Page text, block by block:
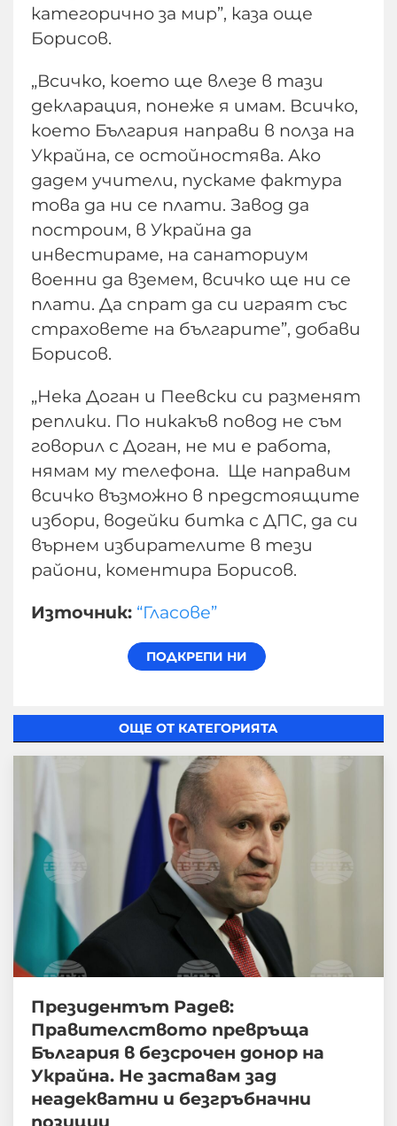
категорично за мир”, каза още
Борисов.
„Всичко, което ще влезе в тази
декларация, понеже я имам. Всичко,
което България направи в полза на
Украйна, се остойностява. Ако
дадем учители, пускаме фактура
това да ни се плати. Завод да
построим, в Украйна да
инвестираме, на санаториум
военни да вземем, всичко ще ни се
плати. Да спрат да си играят със
страховете на българите”, добави
Борисов.
„Нека Доган и Пеевски си разменят
реплики. По никакъв повод не съм
говорил с Доган, не ми е работа,
нямам му телефона. Ще направим
всичко възможно в предстоящите
избори, водейки битка с ДПС, да си
върнем избирателите в тези
райони, коментира Борисов.
Източник: “Гласове”
ОЩЕ ОТ КАТЕГОРИЯТА
Президентът Радев:
Правителството превръща
България в безсрочен донор на
Украйна. Не заставам зад
неадекватни и безгръбначни
позиции